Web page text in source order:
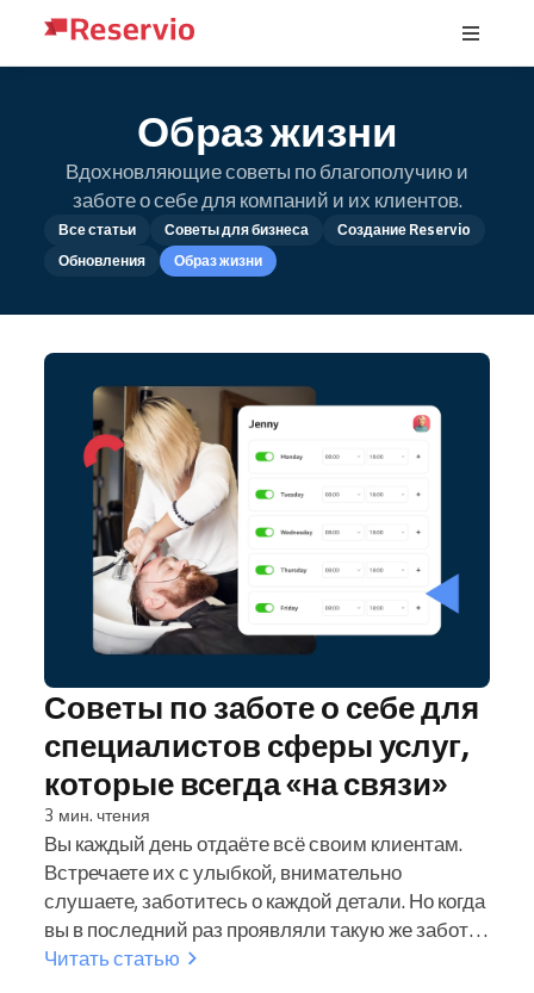
Образ жизни
Вдохновляющие советы по благополучию и
заботе о себе для компаний и их клиентов.
Все статьи Советы для бизнеса
Создание Reservio
Обновления
Образ жизни
Советы по заботе о себе для
специалистов сферы услуг,
которые всегда «на связи»
3 мин. чтения
Вы каждый день отдаёте всё своим клиентам.
Встречаете их с улыбкой, внимательно
слушаете, заботитесь о каждой детали. Но когда
вы в последний раз проявляли такую же заботу
к себе? Если вы — специалист сферы услуг,
Читать статью